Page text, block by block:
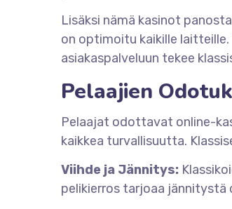
Lisäksi nämä kasinot
on optimoitu kaikille
asiakaspalveluun tekee
Pelaajien
Pelaajat odottavat online-
kaikkea turvallisuutta.
Viihde ja Jännitys:
pelikierros tarjoaa